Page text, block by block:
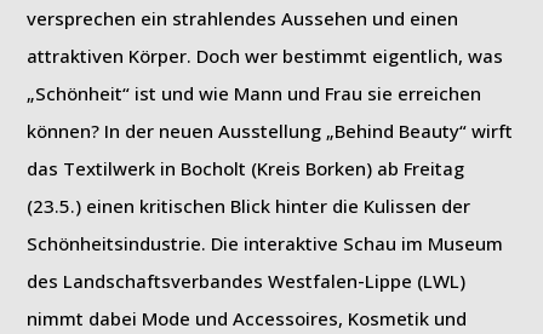
versprechen ein strahlendes Aussehen und einen
attraktiven Körper. Doch wer bestimmt eigentlich, was
„Schönheit“ ist und wie Mann und Frau sie erreichen
können? In der neuen Ausstellung „Behind Beauty“ wirft
das Textilwerk in Bocholt (Kreis Borken) ab Freitag
(23.5.) einen kritischen Blick hinter die Kulissen der
Schönheitsindustrie. Die interaktive Schau im Museum
des Landschaftsverbandes Westfalen-Lippe (LWL)
nimmt dabei Mode und Accessoires, Kosmetik und